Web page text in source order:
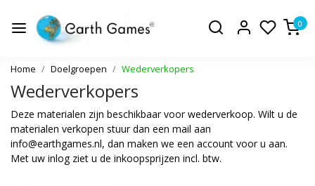
0
Home Doelgroepen Wederverkopers
Wederverkopers
Deze materialen zijn beschikbaar voor wederverkoop. Wilt u de
materialen verkopen stuur dan een mail aan
info@earthgames.nl, dan maken we een account voor u aan.
Met uw inlog ziet u de inkoopsprijzen incl. btw.